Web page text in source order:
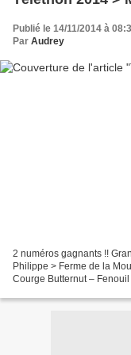
Publié le 14/11/2014 à
Par Audrey
2 numéros gagnants !!
Philippe > Ferme de la
Courge Butternut –